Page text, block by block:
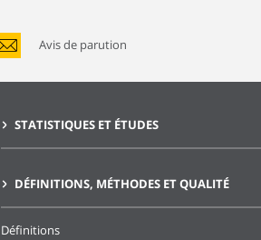
Avis de parution
STATISTIQUES ET ÉTUDES
DÉFINITIONS, MÉTHODES ET QUALITÉ
Définitions